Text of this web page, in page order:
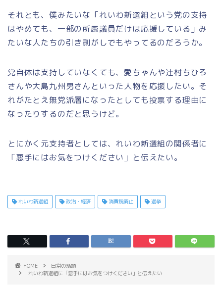
それとも、僕みたいな「れいわ新選組という党の支持
はやめても、一部の所属議員だけは応援している」み
たいな人たちの引き剥がしでもやってるのだろうか。
党自体は支持していなくても、愛ちゃんや辻村ちひろ
さんや大島九州男さんといった人物を応援したい。そ
れがたとえ無党派層になったとしても投票する理由に
なったりするのだと思うけど。
とにかく元支持者としては、れいわ新選組の関係者に
「悪手にはお気をつけください」と伝えたい。
れいわ新選組 政治・経済 消費税廃止 選挙
HOME
日常の話題
れいわ新選組に「悪手にはお気をつけください」と伝えたい